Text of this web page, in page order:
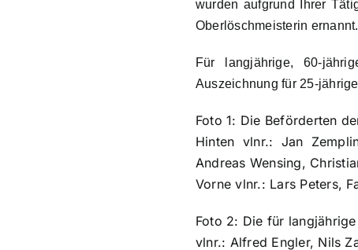
wurden aufgrund Ihrer
Oberlöschmeisterin ernannt.
Für langjährige, 60-
Auszeichnung für 25-
Foto 1: Die Beförderten
Hinten vlnr.: Jan
Andreas Wensing,
Vorne vlnr.: Lars Peters,
Foto 2: Die für
vlnr.: Alfred Engler, Nils